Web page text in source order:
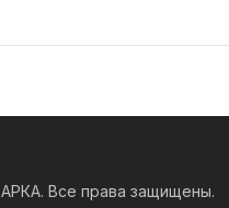
АРКА. Все права защищены.